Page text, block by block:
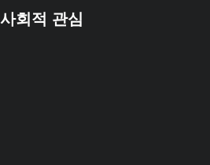
사회적 관심